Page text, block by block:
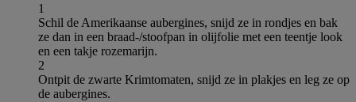
1
Schil de Amerikaanse aubergines, snijd ze in rondjes en bak
ze dan in een braad-/stoofpan in olijfolie met een teentje look
en een takje rozemarijn.
2
Ontpit de zwarte Krimtomaten, snijd ze in plakjes en leg ze op
de aubergines.